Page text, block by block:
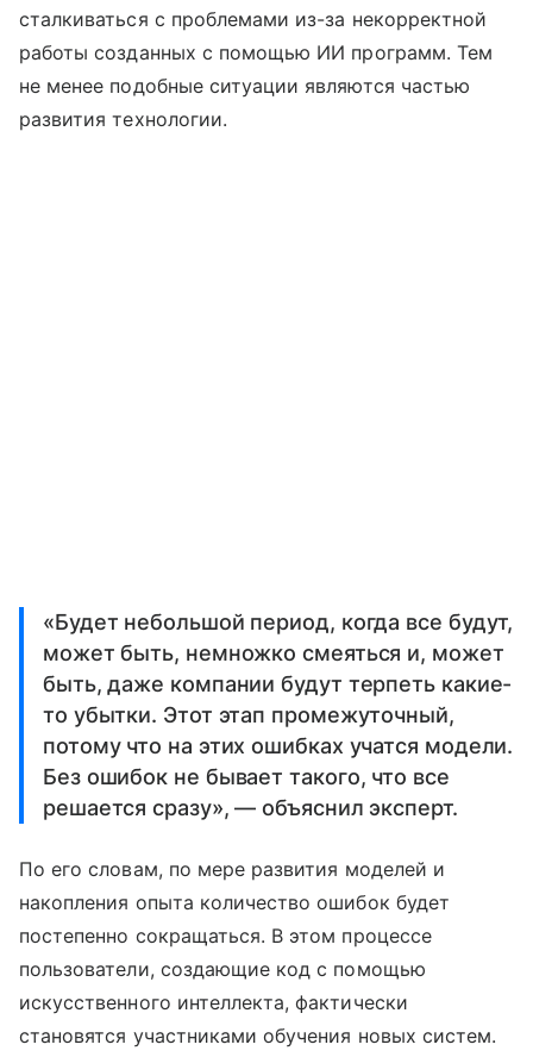
сталкиваться с проблемами из-за некорректной
работы созданных с помощью ИИ программ. Тем
не менее подобные ситуации являются частью
развития технологии.
«Будет небольшой период, когда все будут,
может быть, немножко смеяться и, может
быть, даже компании будут терпеть какие-
то убытки. Этот этап промежуточный,
потому что на этих ошибках учатся модели.
Без ошибок не бывает такого, что все
решается сразу», — объяснил эксперт.
По его словам, по мере развития моделей и
накопления опыта количество ошибок будет
постепенно сокращаться. В этом процессе
пользователи, создающие код с помощью
искусственного интеллекта, фактически
становятся участниками обучения новых систем.